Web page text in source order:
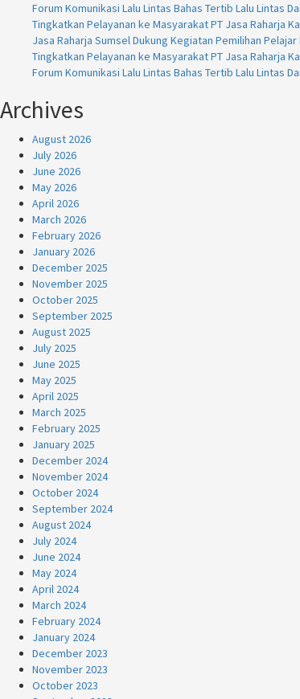
Forum Komunikasi Lalu Lintas Bahas Tertib Lalu Lintas
Tingkatkan Pelayanan ke Masyarakat PT Jasa Raharja
Jasa Raharja Sumsel Dukung Kegiatan Pemilihan
Tingkatkan Pelayanan ke Masyarakat PT Jasa Raharja
Forum Komunikasi Lalu Lintas Bahas Tertib Lalu Lintas
Archives
August 2026
July 2026
June 2026
May 2026
April 2026
March 2026
February 2026
January 2026
December 2025
November 2025
October 2025
September 2025
August 2025
July 2025
June 2025
May 2025
April 2025
March 2025
February 2025
January 2025
December 2024
November 2024
October 2024
September 2024
August 2024
July 2024
June 2024
May 2024
April 2024
March 2024
February 2024
January 2024
December 2023
November 2023
October 2023